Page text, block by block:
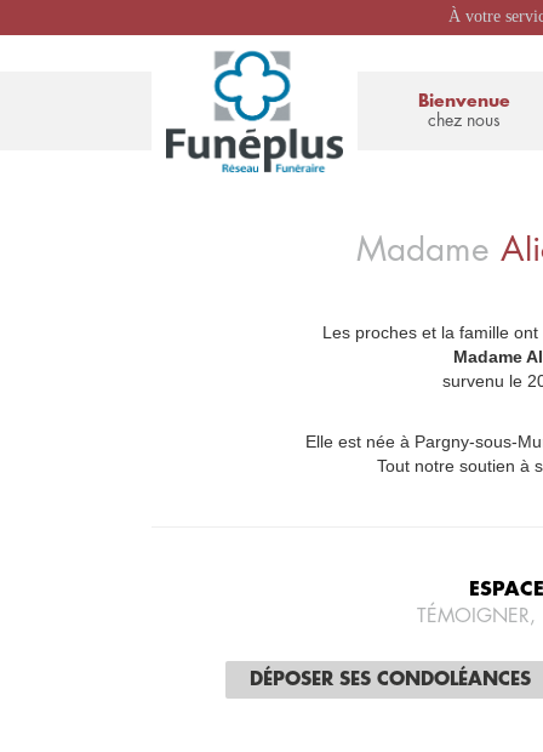
À votre
Bienvenue
chez nous
Madame
Les proches et la famille
Madame
survenu le
Elle est née à Pargny-sous-
Tout notre soutien à
DÉPOSER SES CONDOLÉANCES